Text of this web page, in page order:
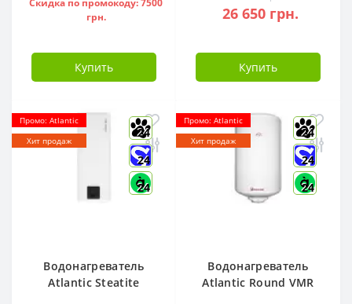
грн.
Купить
26 650 грн.
Купить
Промо: Atlantic
Хит продаж
24
24
24
Водонагреватель
Atlantic Steatite
Промо: Atlantic
Хит продаж
24
24
24
Водонагреватель
Atlantic Round VMR